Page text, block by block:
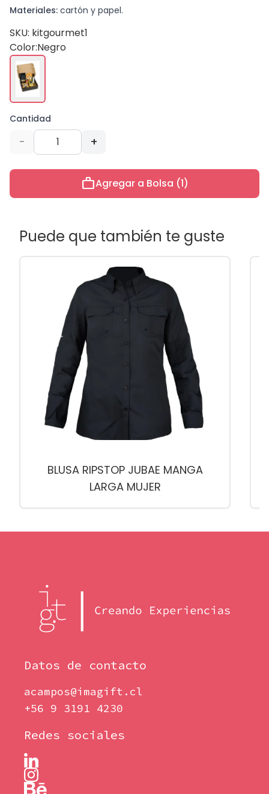
Materiales: cartón y papel.
SKU: kitgourmet1
Color:Negro
Cantidad
- +
workAgregar a Bolsa (1)
Puede que también te guste
BLUSA RIPSTOP JUBAE MANGA
LARGA MUJER
Datos de contacto
acampos@imagift.cl
+56 9 3191 4230
Redes sociales